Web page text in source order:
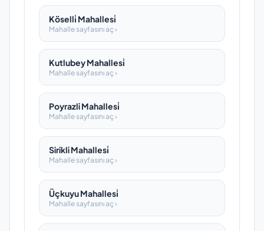
Köselli̇ Mahallesi̇
Mahalle sayfasını aç ›
Kutlubey Mahallesi̇
Mahalle sayfasını aç ›
Poyrazli Mahallesi̇
Mahalle sayfasını aç ›
Sirikli Mahallesi̇
Mahalle sayfasını aç ›
Üçkuyu Mahallesi̇
Mahalle sayfasını aç ›